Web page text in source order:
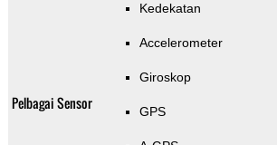
Pelbagai Sensor
Kedekatan
Accelerometer
Giroskop
GPS